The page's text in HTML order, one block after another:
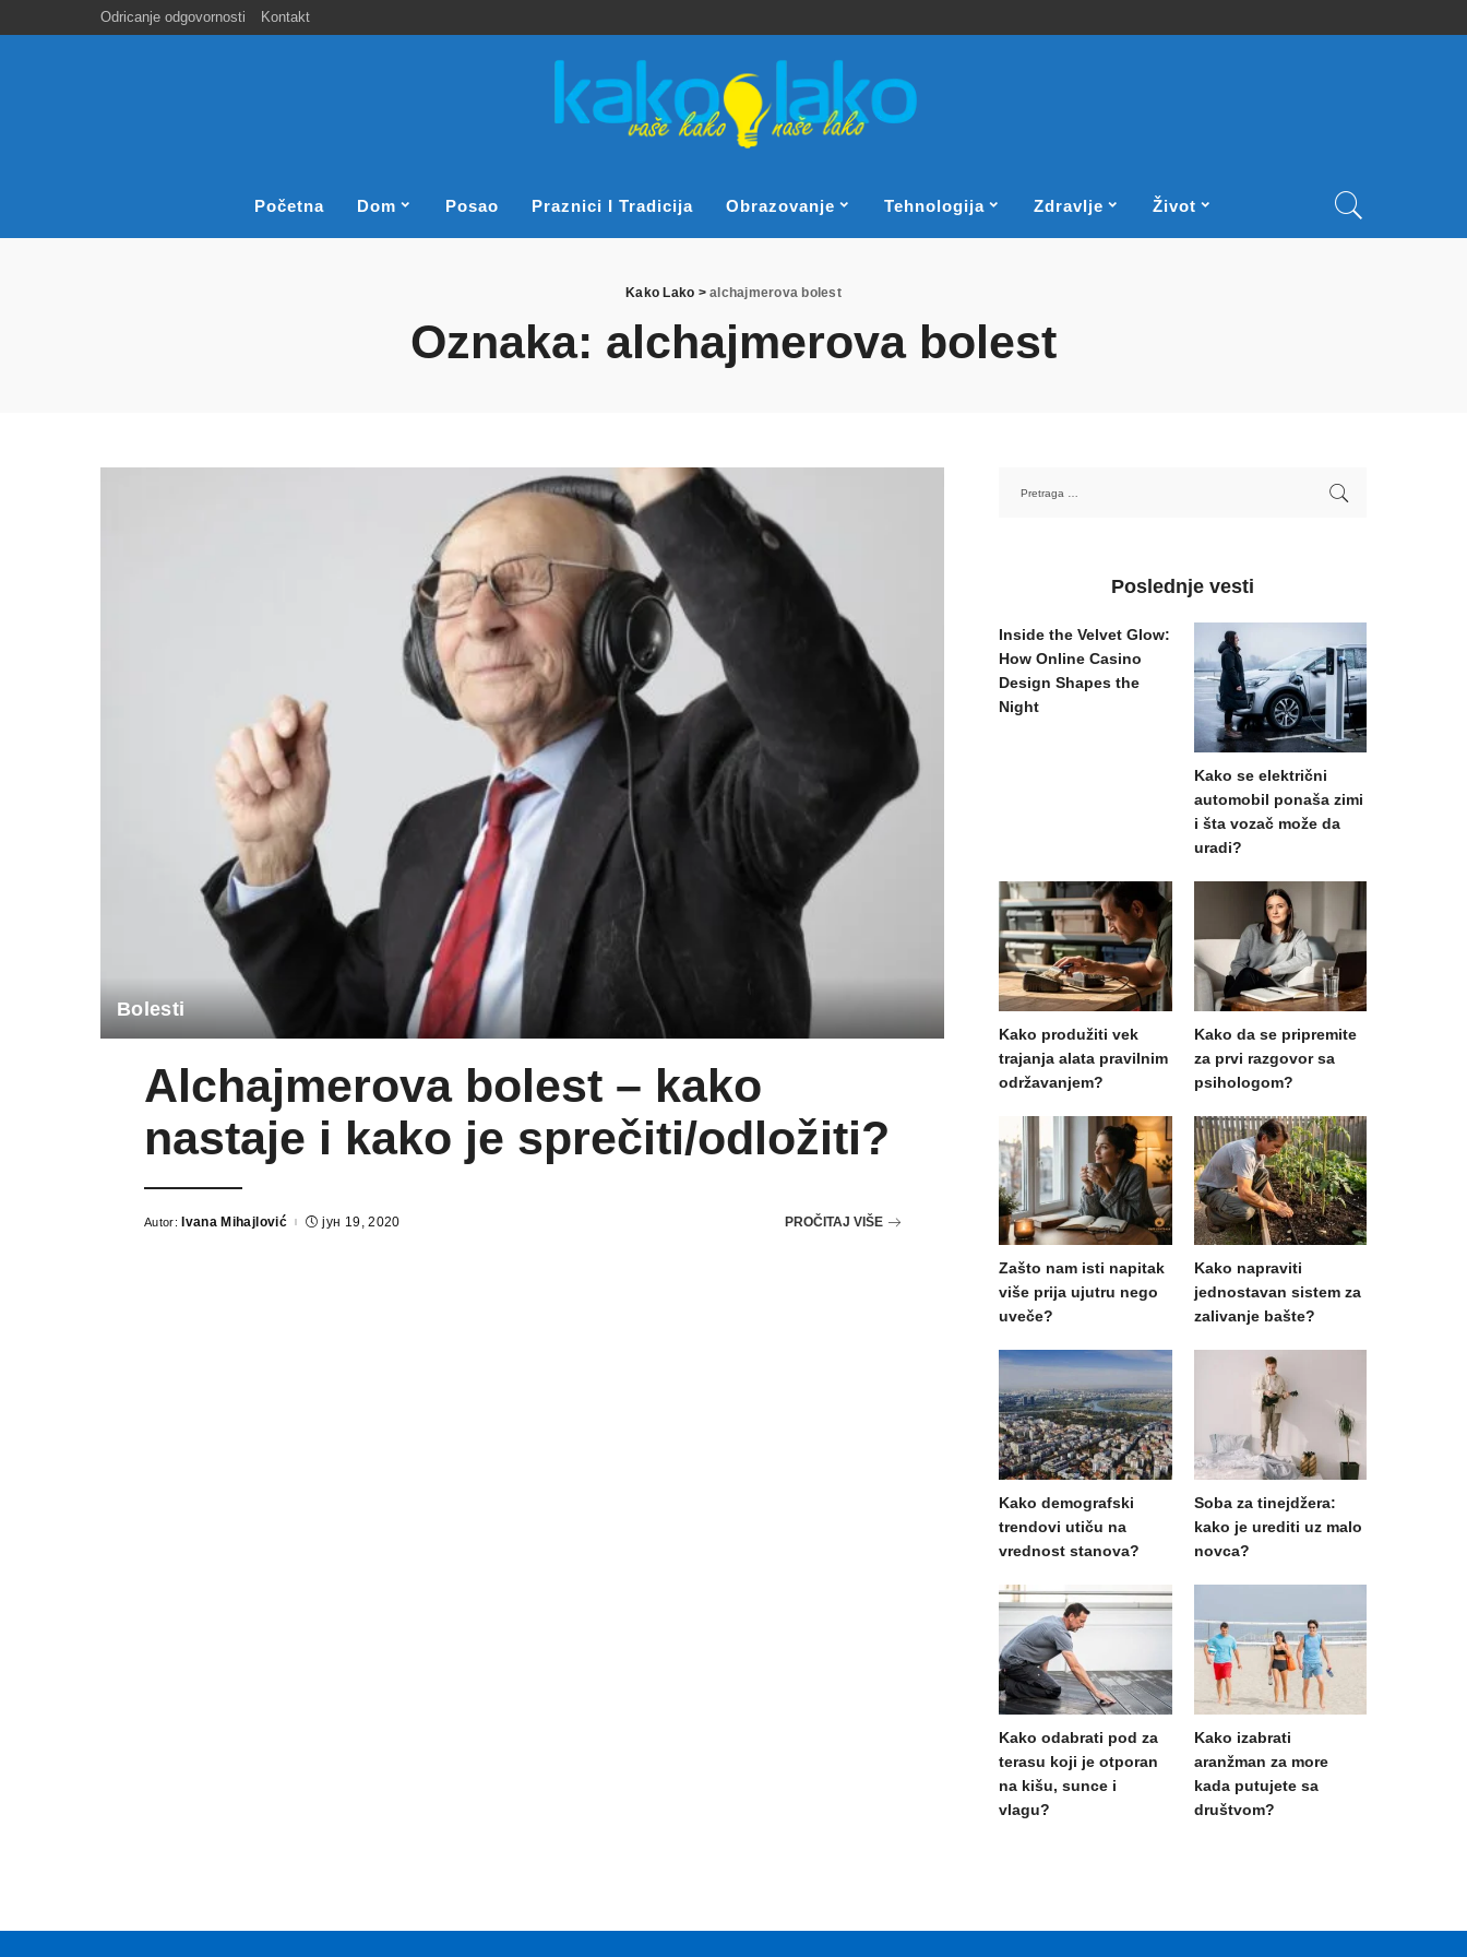
Odricanje odgovornosti Kontakt
Početna Dom Posao Praznici I Tradicija Obrazovanje Tehnologija Zdravlje Život
Kako Lako >alchajmerova bolest
Oznaka: alchajmerova bolest
Bolesti
Alchajmerova bolest – kako
nastaje i kako je sprečiti/odložiti?
Autor: Ivana Mihajlović јун 19, 2020 PROČITAJ VIŠE
Poslednje vesti
Inside the Velvet Glow:
How Online Casino
Design Shapes the
Night
Kako se električni
automobil ponaša zimi
i šta vozač može da
uradi?
Kako produžiti vek
trajanja alata pravilnim
održavanjem?
Kako da se pripremite
za prvi razgovor sa
psihologom?
Zašto nam isti napitak
više prija ujutru nego
uveče?
Kako napraviti
jednostavan sistem za
zalivanje bašte?
Kako demografski
trendovi utiču na
vrednost stanova?
Soba za tinejdžera:
kako je urediti uz malo
novca?
Kako odabrati pod za
terasu koji je otporan
na kišu, sunce i
vlagu?
Kako izabrati
aranžman za more
kada putujete sa
društvom?